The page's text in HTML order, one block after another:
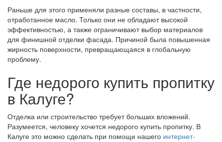
Раньше для этого применяли разные составы, в частности,
отработанное масло. Только они не обладают высокой
эффективностью, а также ограничивают выбор материалов
для финишной отделки фасада. Причиной была повышенная
жирность поверхности, превращающаяся в глобальную
проблему.
Где недорого купить пропитку
в Калуге?
Отделка или строительство требует больших вложений.
Разумеется, человеку хочется недорого купить пропитку. В
Калуге это можно сделать при помощи нашего интернет-